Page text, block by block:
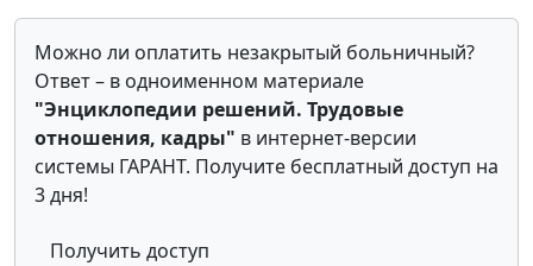
Можно ли оплатить незакрытый больничный?
Ответ– в одноименном материале
"Энциклопедии решений. Трудовые
отношения, кадры" в интернет-версии
системы ГАРАНТ. Получите бесплатный доступ на
3 дня!
Получить доступ